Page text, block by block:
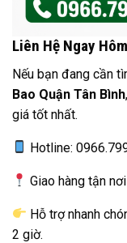
Liên Hệ Ngay
Nếu bạn đang cần
Bao Quận Tân Bình
giá tốt nhất.
Hotline:
Giao hàng tận
Hỗ trợ nhanh
2 giờ.